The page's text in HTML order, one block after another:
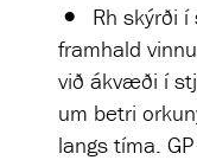
Rh skýrði
framhald
við ákvæði í
um betri
langs tíma.